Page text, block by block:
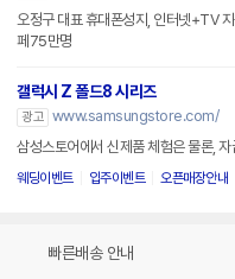
오정구 대표 휴대폰성지, 인터넷+TV
페75만명
갤럭시 Z 폴드8 시리즈
광고 www.samsungstore.com/
삼성스토어에서 신제품 체험은 물론,
웨딩이벤트 입주이벤트 오픈매장안내
빠른배송 안내